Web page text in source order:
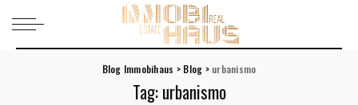
Blog Immobihaus > Blog > urbanismo
Tag:urbanismo